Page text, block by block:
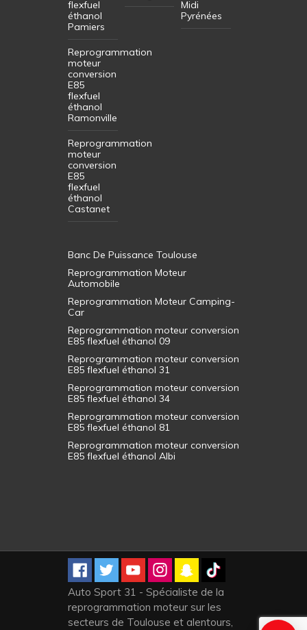
flexfuel
éthanol
Pamiers
Reprogrammation
moteur
conversion
E85
flexfuel
éthanol
Ramonville
Reprogrammation
moteur
conversion
E85
flexfuel
éthanol
Castanet
Midi
Pyrénées
Banc De Puissance Toulouse
Reprogrammation Moteur
Automobile
Reprogrammation Moteur Camping-
Car
Reprogrammation moteur conversion
E85 flexfuel éthanol 09
Reprogrammation moteur conversion
E85 flexfuel éthanol 31
Reprogrammation moteur conversion
E85 flexfuel éthanol 34
Reprogrammation moteur conversion
E85 flexfuel éthanol 81
Reprogrammation moteur conversion
E85 flexfuel éthanol Albi
Auto Sport 31 - Spécialiste de la
reprogrammation moteur sur les
secteurs de Toulouse et alentours,